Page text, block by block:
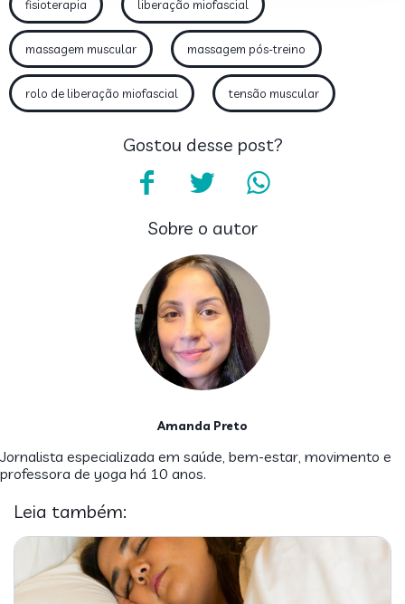
fisioterapia liberação miofascial
massagem muscular massagem pós-treino
rolo de liberação miofascial tensão muscular
Gostou desse post?
Sobre o autor
Amanda Preto
Jornalista especializada em saúde, bem-estar, movimento e
professora de yoga há 10 anos.
Leia também: